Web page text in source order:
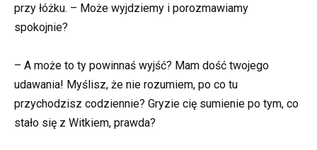
przy łóżku. – Może wyjdziemy i porozmawiamy
spokojnie?
– A może to ty powinnaś wyjść? Mam dość twojego
udawania! Myślisz, że nie rozumiem, po co tu
przychodzisz codziennie? Gryzie cię sumienie po tym, co
stało się z Witkiem, prawda?